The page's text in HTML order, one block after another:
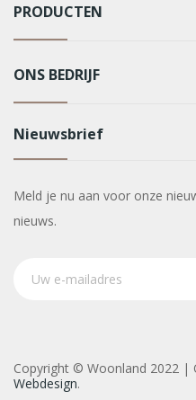
PRODUCTEN
ONS BEDRIJF
Nieuwsbrief
Meld je nu aan voor onze
nieuws.
Copyright © Woonland 2022 |
Webdesign.